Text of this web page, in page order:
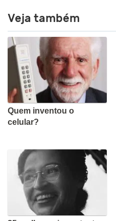
Veja também
Quem inventou o
celular?